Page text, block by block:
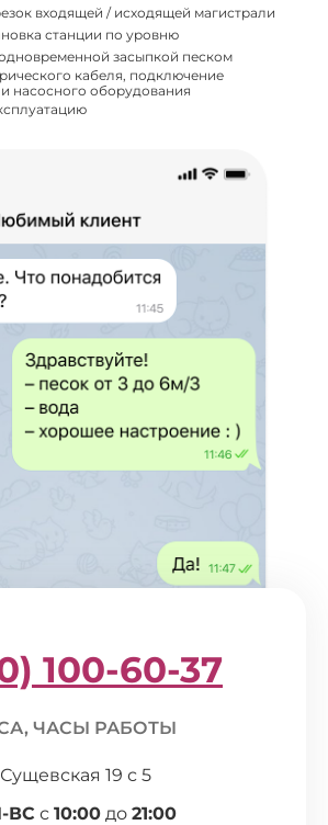
входящей / исходящей магистрали
станции по уровню
засыпкой песком
кабеля, подключение
насосного оборудования
100-60-37
ЧАСЫ РАБОТЫ
19 с 5
ВС с 10:00 до 21:00